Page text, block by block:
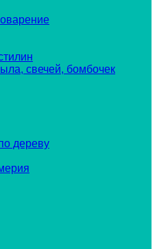
свечей, бомбочек
дереву